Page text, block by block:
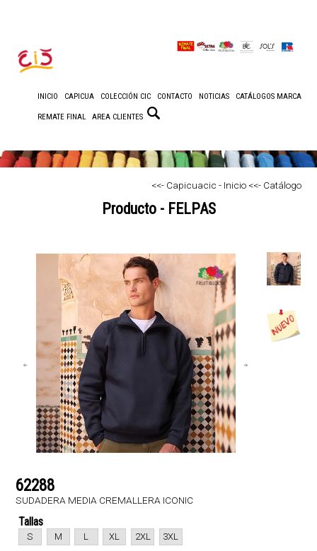
INICIO CAPICUA COLECCIÓN CIC CONTACTO NOTICIAS CATÁLOGOS MARCA
REMATE FINAL AREA CLIENTES
<<- Capicuacic - Inicio<<- Catálogo
Producto - FELPAS
62288
SUDADERA MEDIA CREMALLERA ICONIC
Tallas
S M L XL 2XL 3XL